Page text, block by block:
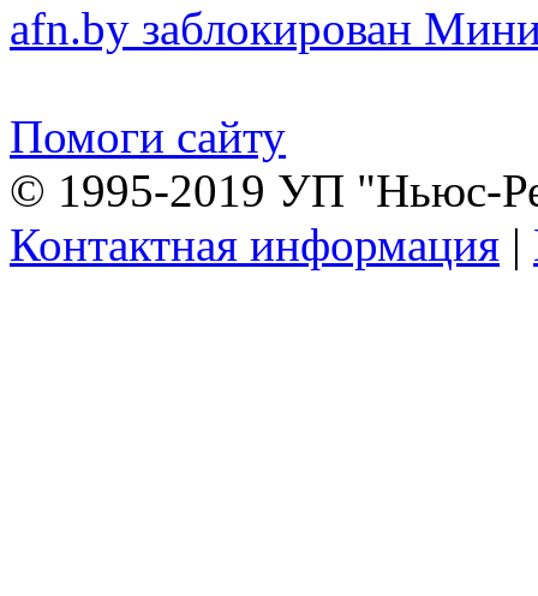
afn.by заблокирован
Помоги сайту
© 1995-2019 УП "Ньюс-
Контактная информация |